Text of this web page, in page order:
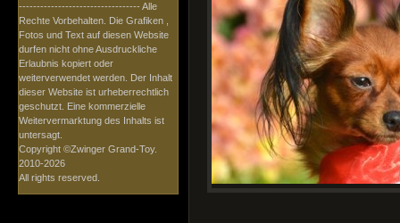
---------------------------------- Alle
Rechte Vorbehalten. Die Grafiken ,
Fotos und Text auf diesen Website
durfen nicht ohne Ausdruckliche
Erlaubnis kopiert oder
weiterverwendet werden. Der Inhalt
dieser Website ist urheberrechtlich
geschutzt. Eine kommerzielle
Weitervermarktung des Inhalts ist
untersagt.
Copyright ©Zwinger Grand-Toy.
2010-2026
All rights reserved.